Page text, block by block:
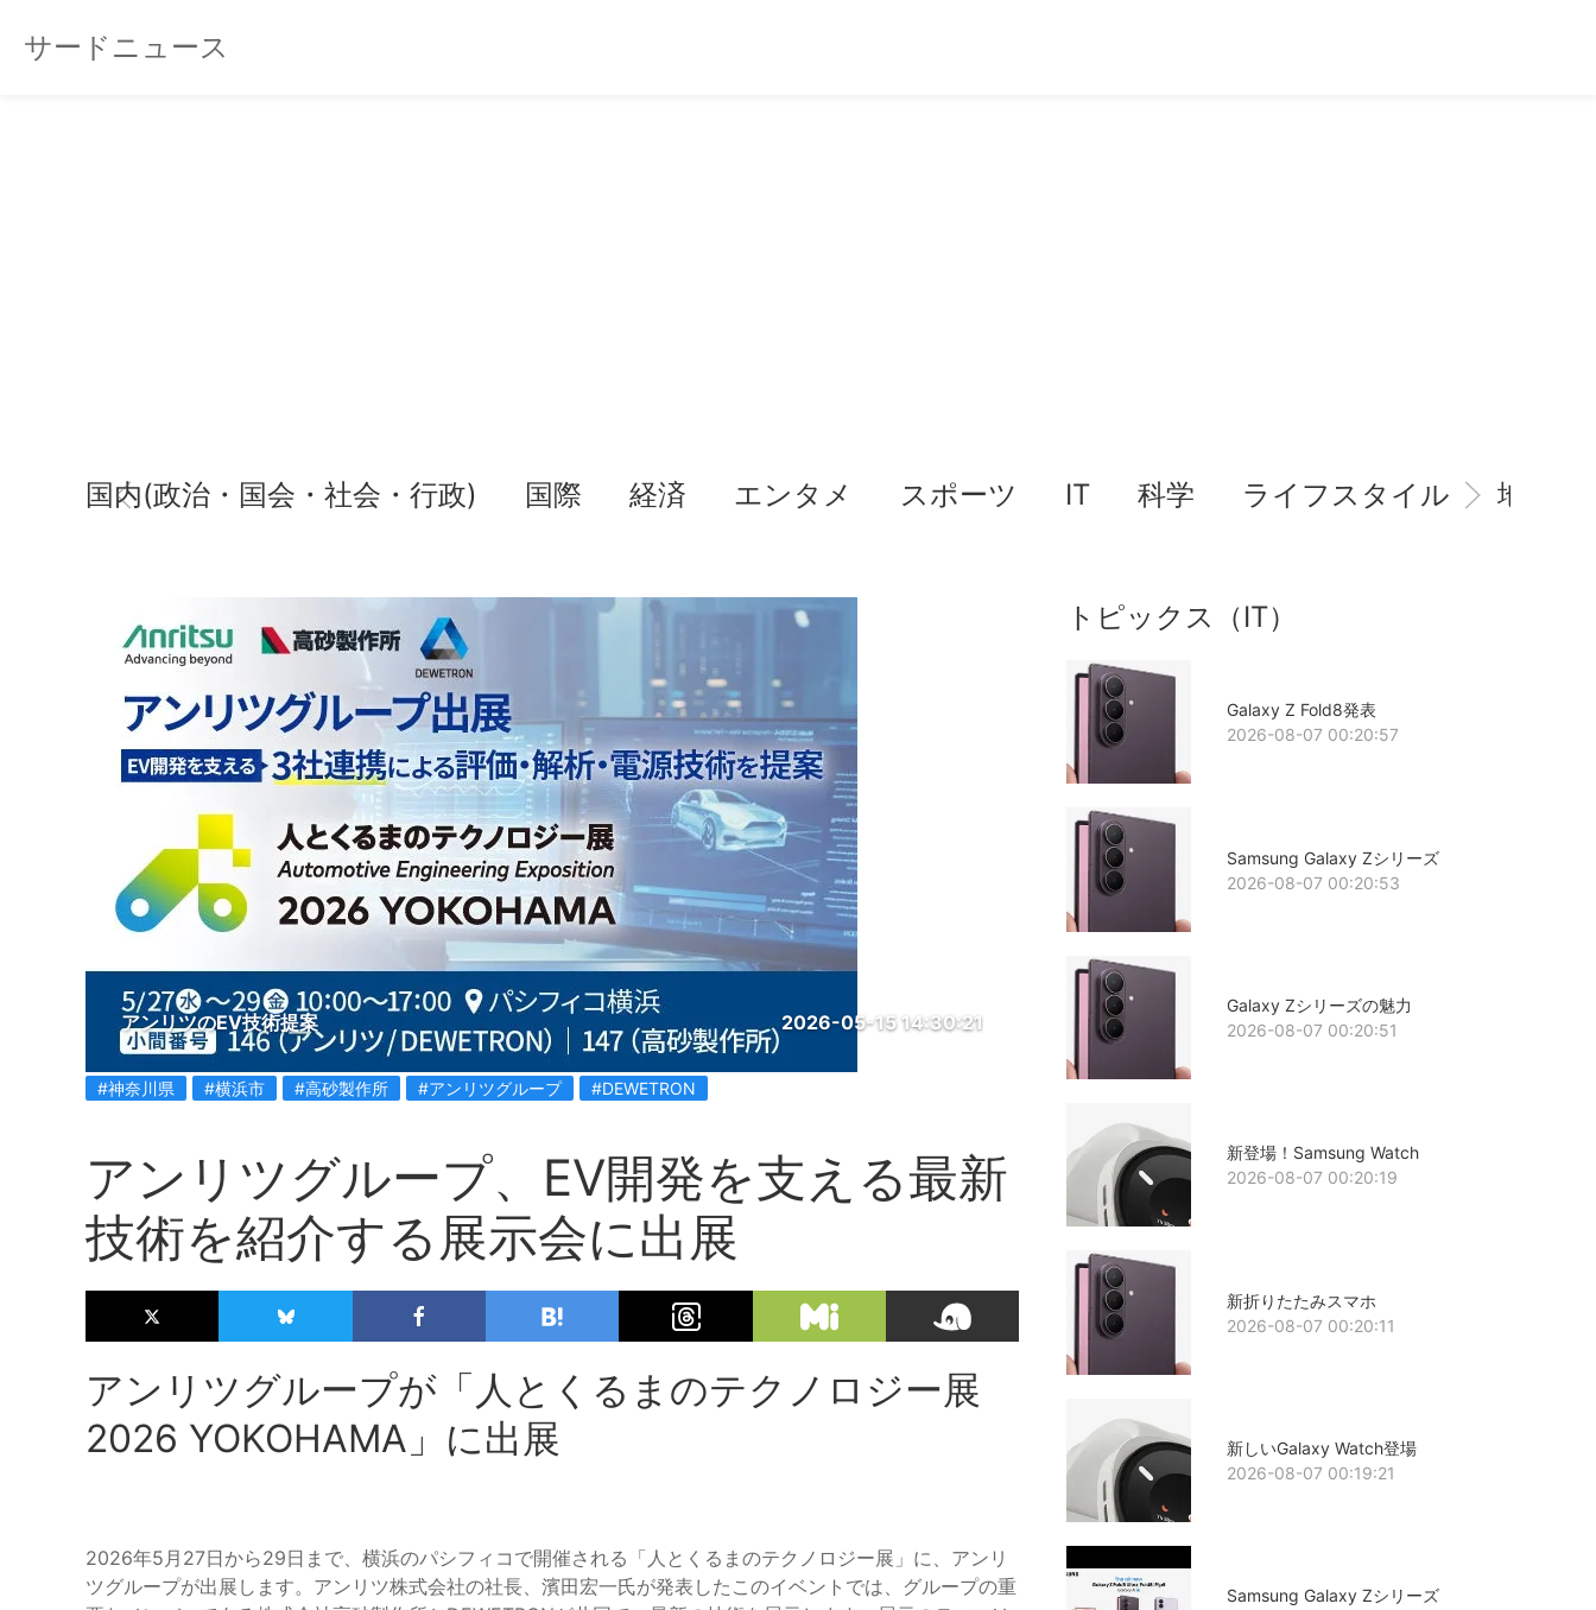
サードニュース
国内(政治・国会・社会・行政) 国際 経済 エンタメ スポーツ IT 科学 ライフスタイル 地域情
アンリツのEV技術提案 2026-05-15 14:30:21
#神奈川県 #横浜市 #高砂製作所 #アンリツグループ #DEWETRON
アンリツグループ、EV開発を支える最新
技術を紹介する展示会に出展
アンリツグループが「人とくるまのテクノロジー展
2026 YOKOHAMA」に出展
2026年5月27日から29日まで、横浜のパシフィコで開催される「人とくるまのテクノロジー展」に、アンリ
ツグループが出展します。アンリツ株式会社の社長、濱田宏一氏が発表したこのイベントでは、グループの重
トピックス（IT）
Galaxy Z Fold8発表
2026-08-07 00:20:57
Samsung Galaxy Zシリーズ
2026-08-07 00:20:53
Galaxy Zシリーズの魅力
2026-08-07 00:20:51
新登場！Samsung Watch
2026-08-07 00:20:19
新折りたたみスマホ
2026-08-07 00:20:11
新しいGalaxy Watch登場
2026-08-07 00:19:21
Samsung Galaxy Zシリーズ